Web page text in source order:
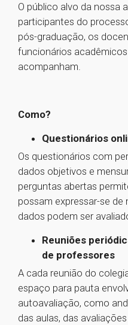
O público alvo da nossa
participantes do
pós-graduação, os
funcionários
acompanham.
Como?
Questionários
Os questionários com
dados objetivos e
perguntas abertas
possam expressar-se
dados podem ser
Reuniões
de professores
A cada reunião do
espaço para pauta
autoavaliação, como
das aulas, das